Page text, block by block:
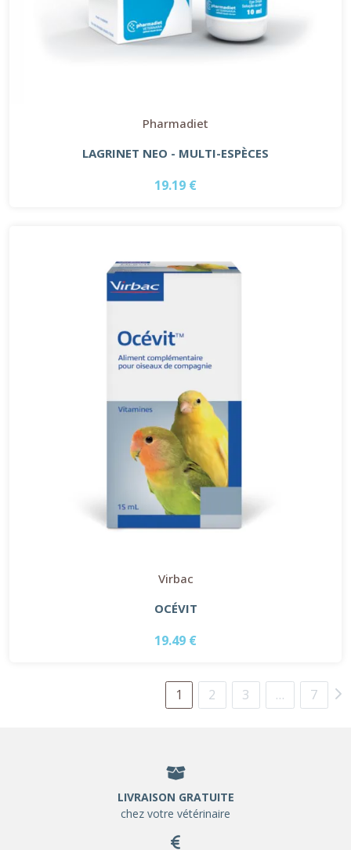
Pharmadiet
LAGRINET NEO - MULTI-ESPÈCES
19.19 €
Virbac
OCÉVIT
19.49 €
1 2 3 … 7
LIVRAISON GRATUITE
chez votre vétérinaire